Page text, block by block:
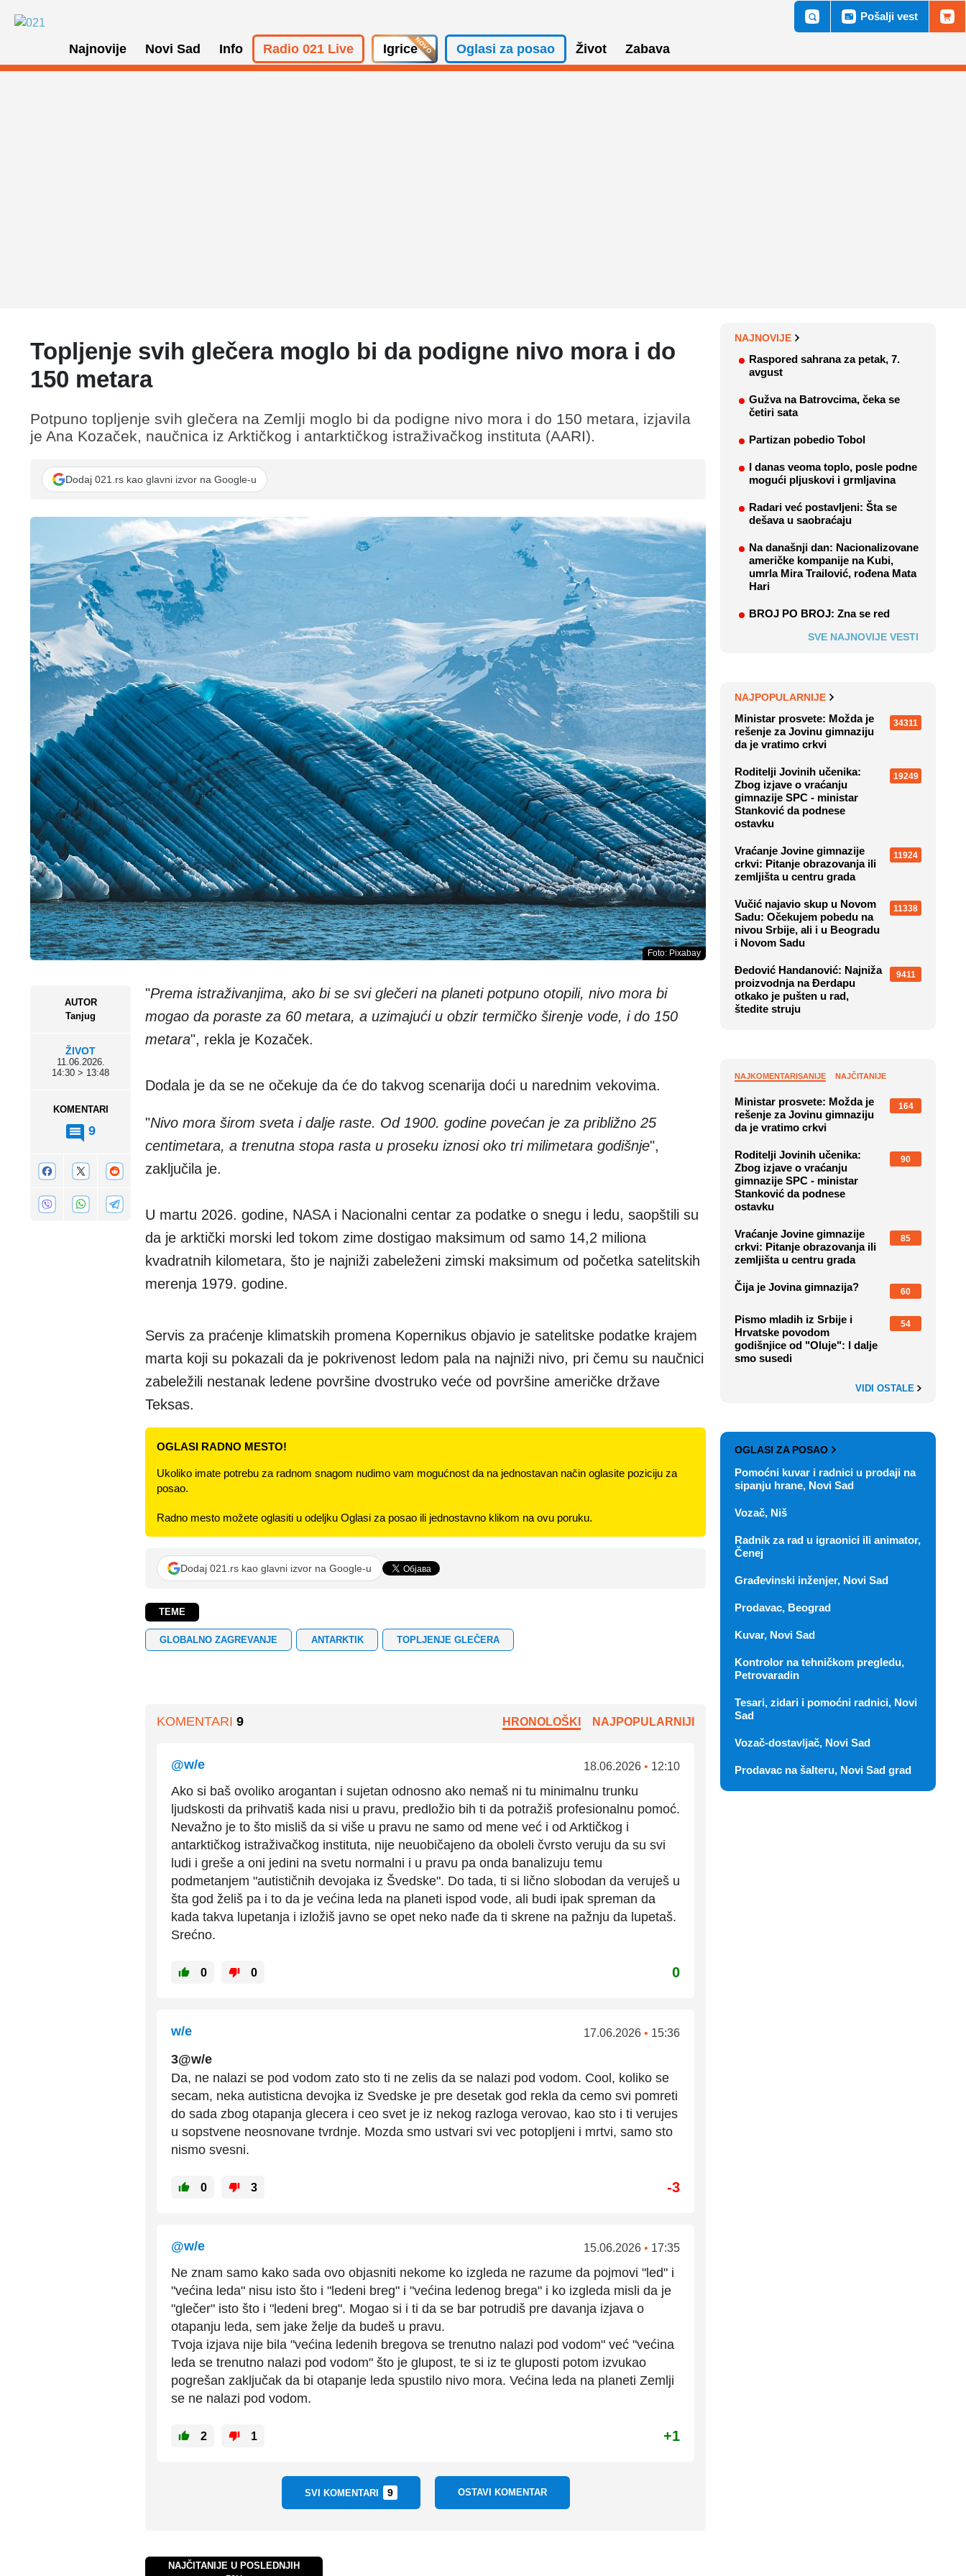
Najnovije Novi Sad Info Radio 021 Live Igrice Oglasi za posao Život Zabava
Pošalji vest
Topljenje svih glečera moglo bi da podigne nivo mora i do
150 metara
AUTOR
Tanjug
ŽIVOT
11.06.2026.
14:30 > 13:48
KOMENTARI
9
Potpuno topljenje svih glečera na Zemlji moglo bi da podigne nivo mora i do 150 metara, izjavila
je Ana Kozaček, naučnica iz Arktičkog i antarktičkog istraživačkog instituta (AARI).
Dodaj 021.rs kao glavni izvor na Google-u
Foto: Pixabay
"Prema istraživanjima, ako bi se svi glečeri na planeti potpuno otopili, nivo mora bi
mogao da poraste za 60 metara, a uzimajući u obzir termičko širenje vode, i do 150
metara", rekla je Kozaček.
Dodala je da se ne očekuje da će do takvog scenarija doći u narednim vekovima.
"Nivo mora širom sveta i dalje raste. Od 1900. godine povećan je za približno 25
centimetara, a trenutna stopa rasta u proseku iznosi oko tri milimetara godišnje",
zaključila je.
U martu 2026. godine, NASA i Nacionalni centar za podatke o snegu i ledu, saopštili su
da je arktički morski led tokom zime dostigao maksimum od samo 14,2 miliona
kvadratnih kilometara, što je najniži zabeleženi zimski maksimum od početka satelitskih
merenja 1979. godine.
Servis za praćenje klimatskih promena Kopernikus objavio je satelitske podatke krajem
marta koji su pokazali da je pokrivenost ledom pala na najniži nivo, pri čemu su naučnici
zabeležili nestanak ledene površine dvostruko veće od površine američke države
Teksas.
OGLASI RADNO MESTO!
Ukoliko imate potrebu za radnom snagom nudimo vam mogućnost da na jednostavan način oglasite poziciju za
posao.
Radno mesto možete oglasiti u odeljku Oglasi za posao ili jednostavno klikom na ovu poruku.
Dodaj 021.rs kao glavni izvor na Google-u
TEME
GLOBALNO ZAGREVANJE ANTARKTIK TOPLJENJE GLEČERA
KOMENTARI 9 HRONOLOŠKI NAJPOPULARNIJI
@w/e 18.06.2026 • 12:10
Ako si baš ovoliko arogantan i sujetan odnosno ako nemaš ni tu minimalnu trunku
ljudskosti da prihvatiš kada nisi u pravu, predložio bih ti da potražiš profesionalnu pomoć.
Nevažno je to što misliš da si više u pravu ne samo od mene već i od Arktičkog i
antarktičkog istraživačkog instituta, nije neuobičajeno da oboleli čvrsto veruju da su svi
ludi i greše a oni jedini na svetu normalni i u pravu pa onda banalizuju temu
podmetanjem "autističnih devojaka iz Švedske". Do tada, ti si lično slobodan da veruješ u
šta god želiš pa i to da je većina leda na planeti ispod vode, ali budi ipak spreman da
kada takva lupetanja i izložiš javno se opet neko nađe da ti skrene na pažnju da lupetaš.
Srećno.
0 0 0
w/e 17.06.2026 • 15:36
3@w/e
Da, ne nalazi se pod vodom zato sto ti ne zelis da se nalazi pod vodom. Cool, koliko se
secam, neka autisticna devojka iz Svedske je pre desetak god rekla da cemo svi pomreti
do sada zbog otapanja glecera i ceo svet je iz nekog razloga verovao, kao sto i ti verujes
u sopstvene neosnovane tvrdnje. Mozda smo ustvari svi vec potopljeni i mrtvi, samo sto
nismo svesni.
0 3 -3
@w/e 15.06.2026 • 17:35
Ne znam samo kako sada ovo objasniti nekome ko izgleda ne razume da pojmovi "led" i
"većina leda" nisu isto što i "ledeni breg" i "većina ledenog brega" i ko izgleda misli da je
"glečer" isto što i "ledeni breg". Mogao si i ti da se bar potrudiš pre davanja izjava o
otapanju leda, sem jake želje da budeš u pravu.
Tvoja izjava nije bila "većina ledenih bregova se trenutno nalazi pod vodom" već "većina
leda se trenutno nalazi pod vodom" što je glupost, te si iz te gluposti potom izvukao
pogrešan zaključak da bi otapanje leda spustilo nivo mora. Većina leda na planeti Zemlji
se ne nalazi pod vodom.
2 1 +1
SVI KOMENTARI 9 OSTAVI KOMENTAR
NAJČITANIJE U POSLEDNJIH
NAJNOVIJE
Raspored sahrana za petak, 7.
avgust
Gužva na Batrovcima, čeka se
četiri sata
Partizan pobedio Tobol
I danas veoma toplo, posle podne
mogući pljuskovi i grmljavina
Radari već postavljeni: Šta se
dešava u saobraćaju
Na današnji dan: Nacionalizovane
američke kompanije na Kubi,
umrla Mira Trailović, rođena Mata
Hari
BROJ PO BROJ: Zna se red
SVE NAJNOVIJE VESTI
NAJPOPULARNIJE
Ministar prosvete: Možda je
rešenje za Jovinu gimnaziju
da je vratimo crkvi
34311
Roditelji Jovinih učenika:
Zbog izjave o vraćanju
gimnazije SPC - ministar
Stanković da podnese
ostavku
19249
Vraćanje Jovine gimnazije
crkvi: Pitanje obrazovanja ili
zemljišta u centru grada
11924
Vučić najavio skup u Novom
Sadu: Očekujem pobedu na
nivou Srbije, ali i u Beogradu
i Novom Sadu
11338
Đedović Handanović: Najniža
proizvodnja na Đerdapu
otkako je pušten u rad,
štedite struju
9411
NAJKOMENTARISANIJE NAJČITANIJE
Ministar prosvete: Možda je
rešenje za Jovinu gimnaziju
da je vratimo crkvi
164
Roditelji Jovinih učenika:
Zbog izjave o vraćanju
gimnazije SPC - ministar
Stanković da podnese
ostavku
90
Vraćanje Jovine gimnazije
crkvi: Pitanje obrazovanja ili
zemljišta u centru grada
85
Čija je Jovina gimnazija? 60
Pismo mladih iz Srbije i
Hrvatske povodom
godišnjice od "Oluje": I dalje
smo susedi
54
VIDI OSTALE
OGLASI ZA POSAO
Pomoćni kuvar i radnici u prodaji na
sipanju hrane, Novi Sad
Vozač, Niš
Radnik za rad u igraonici ili animator,
Čenej
Građevinski inženjer, Novi Sad
Prodavac, Beograd
Kuvar, Novi Sad
Kontrolor na tehničkom pregledu,
Petrovaradin
Tesari, zidari i pomoćni radnici, Novi
Sad
Vozač-dostavljač, Novi Sad
Prodavac na šalteru, Novi Sad grad